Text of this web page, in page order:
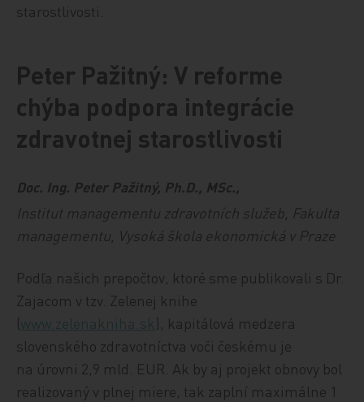
starostlivosti.
Peter Pažitný: V reforme
chýba podpora integrácie
zdravotnej starostlivosti
Doc. Ing. Peter Pažitný, Ph.D., MSc.,
Institut managementu zdravotních služeb, Fakulta
managementu, Vysoká škola ekonomická v Praze
Podľa našich prepočtov, ktoré sme publikovali s Dr.
Zajacom v tzv. Zelenej knihe
(www.zelenakniha.sk), kapitálová medzera
slovenského zdravotníctva voči českému je
na úrovni 2,9 mld. EUR. Ak by aj projekt obnovy bol
realizovaný v plnej miere, tak zaplní maximálne 1